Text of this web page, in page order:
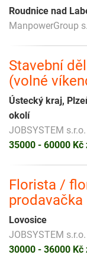
Roudnice nad
ManpowerGroup
Stavební
(volné
Ústecký kraj,
okolí
JOBSYSTEM s.r.o.
35000 - 60000 Kč
Florista /
prodavačka
Lovosice
JOBSYSTEM s.r.o.
30000 - 36000 Kč